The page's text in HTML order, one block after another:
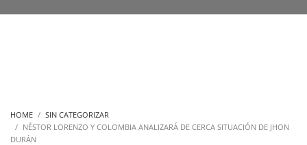
HOME
SIN CATEGORIZAR
NÉSTOR LORENZO Y COLOMBIA ANALIZARÁ DE CERCA SITUACIÓN DE JHON
DURÁN